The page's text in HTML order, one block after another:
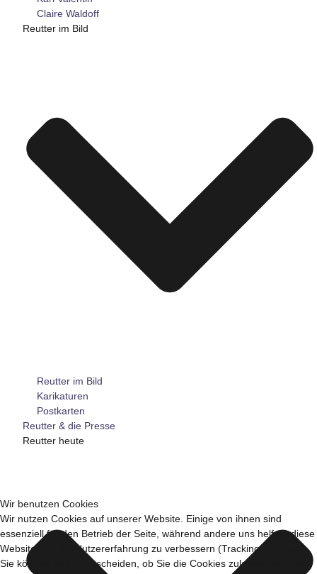
Claire Waldoff
Reutter im Bild
Reutter im Bild
Karikaturen
Postkarten
Reutter & die Presse
Reutter heute
Wir benutzen Cookies
Wir nutzen Cookies auf unserer Website. Einige von ihnen sind
essenziell für den Betrieb der Seite, während andere uns helfen, diese
Website und die Nutzererfahrung zu verbessern (Tracking Cookies).
Sie können selbst entscheiden, ob Sie die Cookies zulassen möchten.